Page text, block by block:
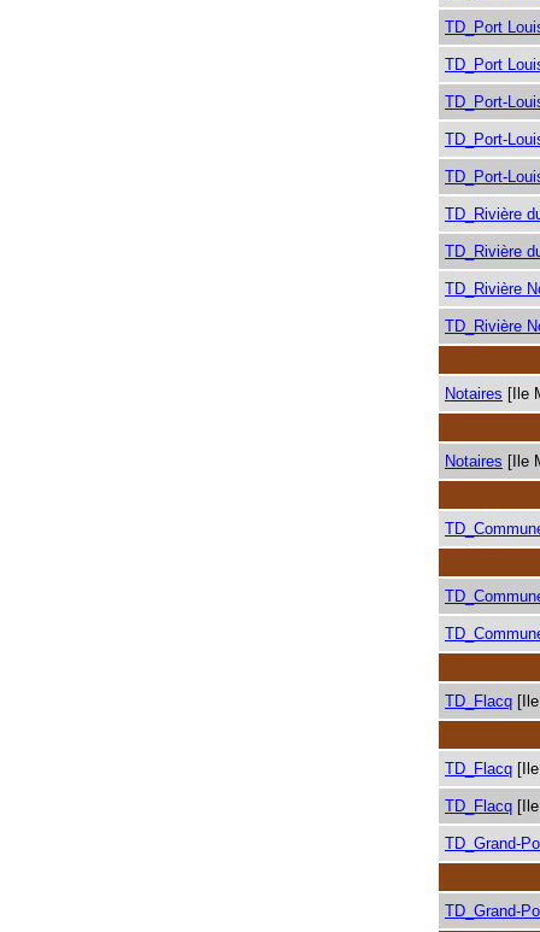
TD_Port
TD_Port
TD_Port-
TD_Port-
TD_Port-
TD_Rivière
TD_Rivière
TD_Rivière
TD_Rivière
Notaires [Ile
Notaires [Ile
TD_Flacq
TD_Flacq
TD_Flacq
TD_Grand-
TD_Grand-